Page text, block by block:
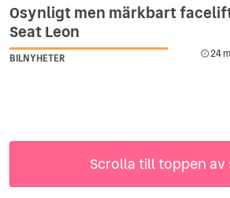
Osynligt men märkbart
Seat Leon
BILNYHETER 24
Scrolla till toppen av